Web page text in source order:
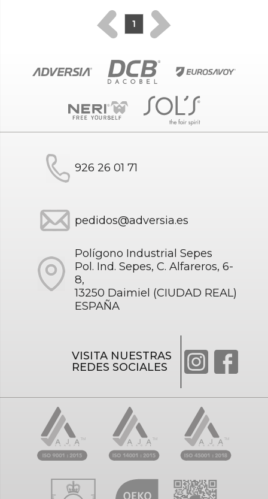
1
926 26 01 71
pedidos@adversia.es
Polígono Industrial Sepes
Pol. Ind. Sepes, C. Alfareros, 6-
8,
13250 Daimiel (CIUDAD REAL)
ESPAÑA
VISITA NUESTRAS
REDES SOCIALES